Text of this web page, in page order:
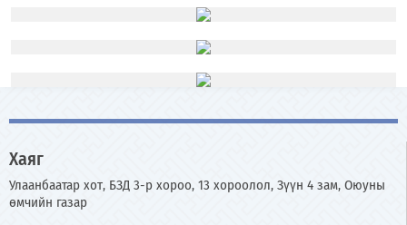
Хаяг
Улаанбаатар хот, БЗД 3-р хороо, 13 хороолол, Зүүн 4 зам, Оюуны
өмчийн газар